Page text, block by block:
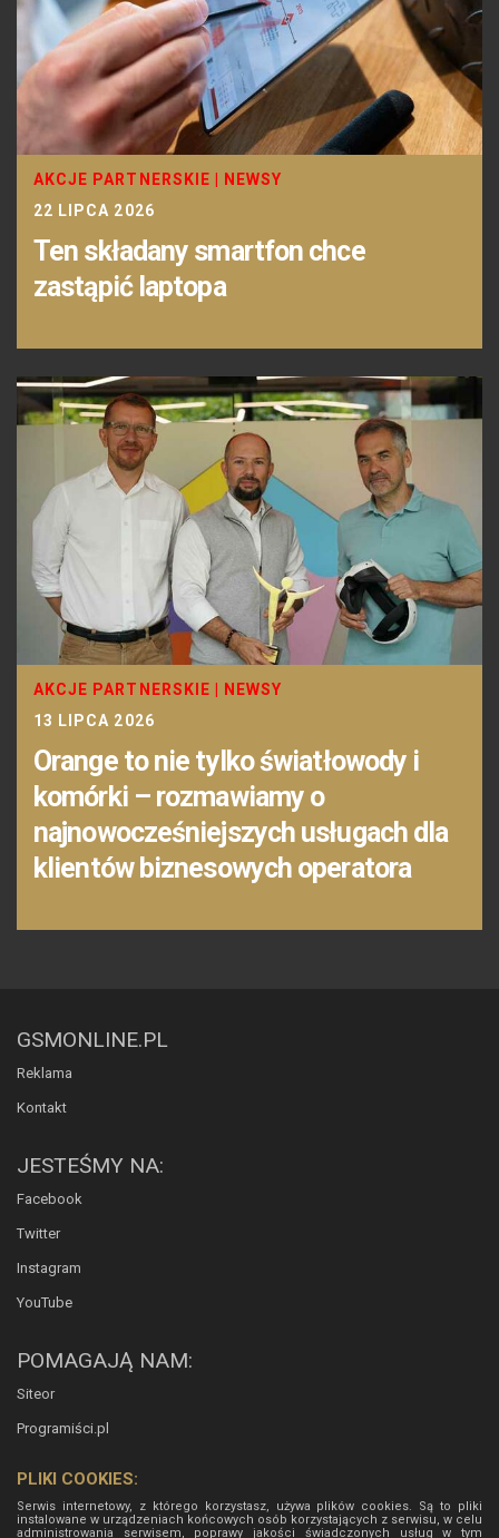
AKCJE PARTNERSKIE
NEWSY
22 LIPCA 2026
Ten składany smartfon chce
zastąpić laptopa
AKCJE PARTNERSKIE
NEWSY
13 LIPCA 2026
Orange to nie tylko światłowody i
komórki – rozmawiamy o
najnowocześniejszych usługach dla
klientów biznesowych operatora
GSMONLINE.PL
Reklama
Kontakt
JESTEŚMY NA:
Facebook
Twitter
Instagram
YouTube
POMAGAJĄ NAM:
Siteor
Programiści.pl
PLIKI COOKIES:
Serwis internetowy, z którego korzystasz, używa plików cookies. Są to pliki
instalowane w urządzeniach końcowych osób korzystających z serwisu, w celu
administrowania serwisem, poprawy jakości świadczonych usług w tym